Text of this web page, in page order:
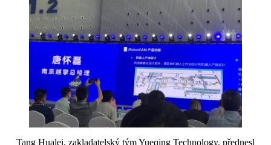
Tang Hualei, zakladatelský tým Yueqing Technology, přednesl